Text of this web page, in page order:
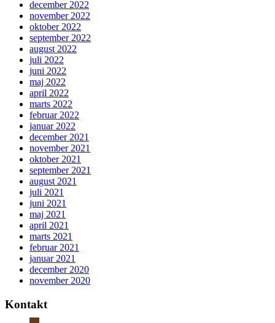
december 2022
november 2022
oktober 2022
september 2022
august 2022
juli 2022
juni 2022
maj 2022
april 2022
marts 2022
februar 2022
januar 2022
december 2021
november 2021
oktober 2021
september 2021
august 2021
juli 2021
juni 2021
maj 2021
april 2021
marts 2021
februar 2021
januar 2021
december 2020
november 2020
Kontakt